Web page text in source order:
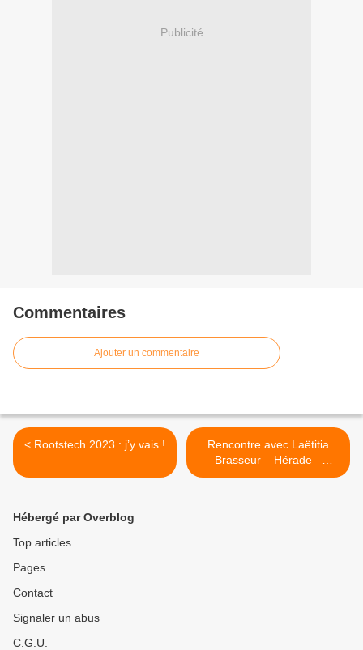
Publicité
Commentaires
Ajouter un commentaire
< Rootstech 2023 : j’y vais !
Rencontre avec Laëtitia
Brasseur – Hérade –
Patrimoine documentaire >
Hébergé par Overblog
Top articles
Pages
Contact
Signaler un abus
C.G.U.